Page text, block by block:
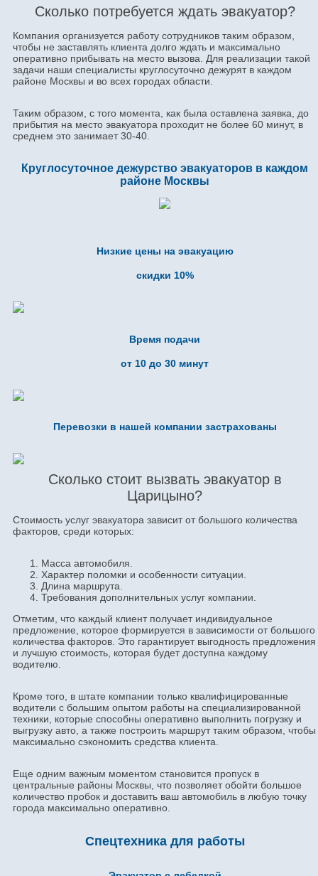
Сколько потребуется ждать эвакуатор?
Компания организуется работу сотрудников таким образом,
чтобы не заставлять клиента долго ждать и максимально
оперативно прибывать на место вызова. Для реализации такой
задачи наши специалисты круглосуточно дежурят в каждом
районе Москвы и во всех городах области.
Таким образом, с того момента, как была оставлена заявка, до
прибытия на место эвакуатора проходит не более 60 минут, в
среднем это занимает 30-40.
Круглосуточное дежурство эвакуаторов в каждом
районе Москвы
Низкие цены на эвакуацию
скидки 10%
Время подачи
от 10 до 30 минут
Перевозки в нашей компании застрахованы
Сколько стоит вызвать эвакуатор в
Царицыно?
Стоимость услуг эвакуатора зависит от большого количества
факторов, среди которых:
Масса автомобиля.
Характер поломки и особенности ситуации.
Длина маршрута.
Требования дополнительных услуг компании.
Отметим, что каждый клиент получает индивидуальное
предложение, которое формируется в зависимости от большого
количества факторов. Это гарантирует выгодность предложения
и лучшую стоимость, которая будет доступна каждому
водителю.
Кроме того, в штате компании только квалифицированные
водители с большим опытом работы на специализированной
техники, которые способны оперативно выполнить погрузку и
выгрузку авто, а также построить маршрут таким образом, чтобы
максимально сэкономить средства клиента.
Еще одним важным моментом становится пропуск в
центральные районы Москвы, что позволяет обойти большое
количество пробок и доставить ваш автомобиль в любую точку
города максимально оперативно.
Спецтехника для работы